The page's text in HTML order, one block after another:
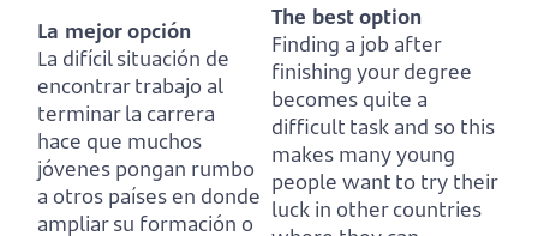
La mejor opción
La difícil situación de
encontrar trabajo al
terminar la carrera
hace que muchos
jóvenes pongan rumbo
a otros países en donde
ampliar su formación o
The best option
Finding a job after
finishing your degree
becomes quite a
difficult task and so this
makes many young
people want to try their
luck in other countries